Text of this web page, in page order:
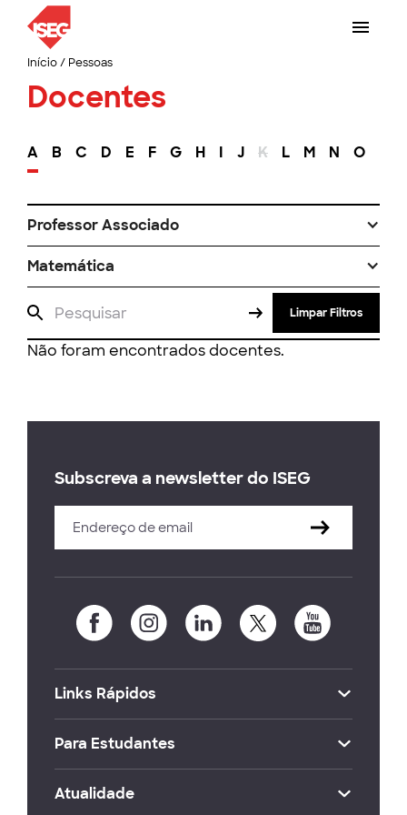
Início/ Pessoas
Docentes
A B C D E F G H I J K L M N O
Professor Associado
Matemática
Limpar Filtros
Não foram encontrados docentes.
Subscreva a newsletter do ISEG
Links Rápidos
Para Estudantes
Atualidade